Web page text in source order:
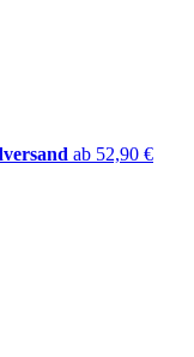
ab 52,90 €